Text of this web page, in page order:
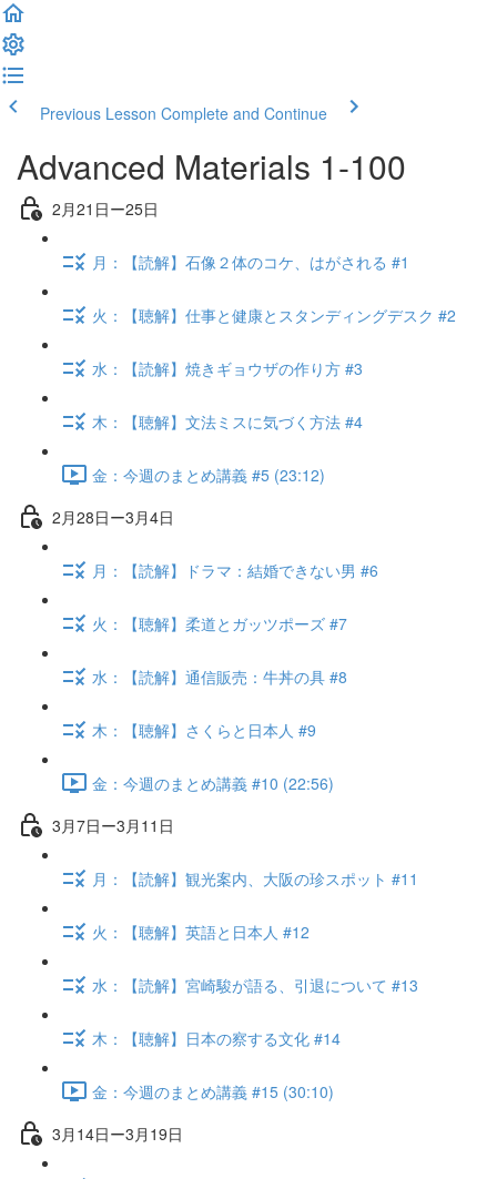
Previous Lesson Complete and Continue
Advanced Materials 1-100
2月21日ー25日
月：【読解】石像２体のコケ、はがされる #1
火：【聴解】仕事と健康とスタンディングデスク #2
水：【読解】焼きギョウザの作り方 #3
木：【聴解】文法ミスに気づく方法 #4
金：今週のまとめ講義 #5 (23:12)
2月28日ー3月4日
月：【読解】ドラマ：結婚できない男 #6
火：【聴解】柔道とガッツポーズ #7
水：【読解】通信販売：牛丼の具 #8
木：【聴解】さくらと日本人 #9
金：今週のまとめ講義 #10 (22:56)
3月7日ー3月11日
月：【読解】観光案内、大阪の珍スポット #11
火：【聴解】英語と日本人 #12
水：【読解】宮崎駿が語る、引退について #13
木：【聴解】日本の察する文化 #14
金：今週のまとめ講義 #15 (30:10)
3月14日ー3月19日